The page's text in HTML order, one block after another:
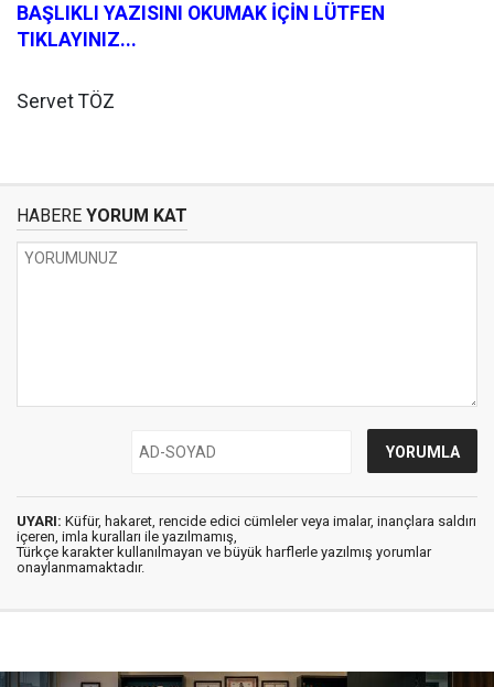
BAŞLIKLI YAZISINI OKUMAK İÇİN LÜTFEN
TIKLAYINIZ...
Servet TÖZ
HABERE YORUM KAT
UYARI: Küfür, hakaret, rencide edici cümleler veya imalar, inançlara saldırı
içeren, imla kuralları ile yazılmamış,
Türkçe karakter kullanılmayan ve büyük harflerle yazılmış yorumlar
onaylanmamaktadır.